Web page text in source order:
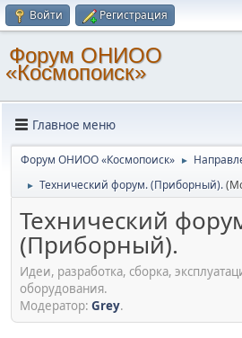
Войти Регистрация
Форум ОНИОО
«Космопоиск»
Главное меню
Форум ОНИОО «Космопоиск» ►
► Технический форум. (Приборный).
Технический
(Приборный).
Идеи, разработка, сборка,
оборудования.
Модератор: Grey.